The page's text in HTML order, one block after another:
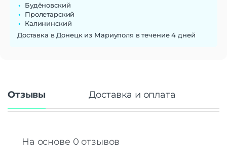
Будёновский
Пролетарский
Калининский
Доставка в Донецк из Мариуполя в течение 4 дней
Отзывы Доставка и оплата
На основе 0 отзывов